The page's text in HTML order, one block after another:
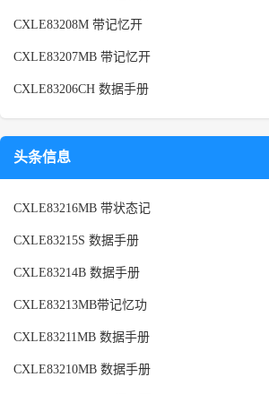
CXLE83208M 带记忆开
CXLE83207MB 带记忆开
CXLE83206CH 数据手册
头条信息
CXLE83216MB 带状态记
CXLE83215S 数据手册
CXLE83214B 数据手册
CXLE83213MB带记忆功
CXLE83211MB 数据手册
CXLE83210MB 数据手册